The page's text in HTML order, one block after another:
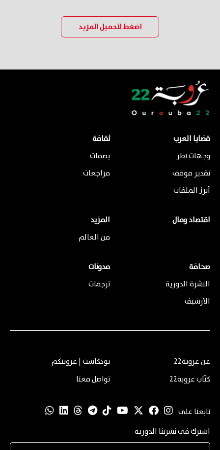
اضغط لتحميل المزيد
قضايا العرب
وجهات نظر
تقدير موقف
أبرز الملفات
ثقافة
بصمات
مراجعات
اقتصاد ومال
المزيد
من العالم
صحافة
النشرة الدورية
الأرشيف
مدونات
ترجمات
عن عروبة22
كتّاب عروبة22
بودكاست | عروبتكم
تواصل معنا
تابعنا على
اشترك في نشرتنا الدورية